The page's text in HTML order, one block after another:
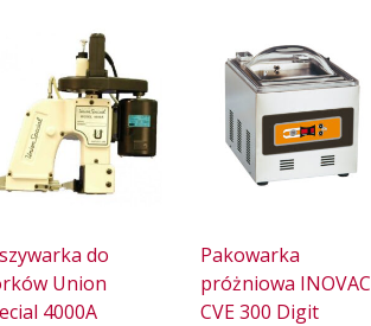
do
Union
4000A
Pakowarka
próżniowa INOVAC
CVE 300 Digit